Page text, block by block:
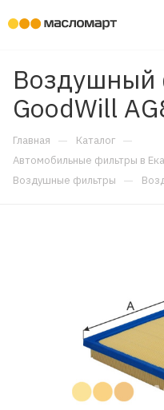
Воздушный
GoodWill
Главная — Каталог —
Автомобильные фильтры в
Воздушные фильтры —